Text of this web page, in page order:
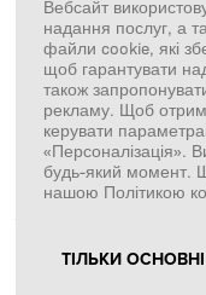
Facebook
Instagram
ПЛАТЕЖІ ОБРОБЛЯЄ
Вебсайт
надання послуг, а
файли cookie, які
щоб гарантувати
також
рекламу. Щоб
керувати
«Персоналізація».
будь-який момент.
нашою Політикою
ТІЛЬКИ ОСНОВНІ